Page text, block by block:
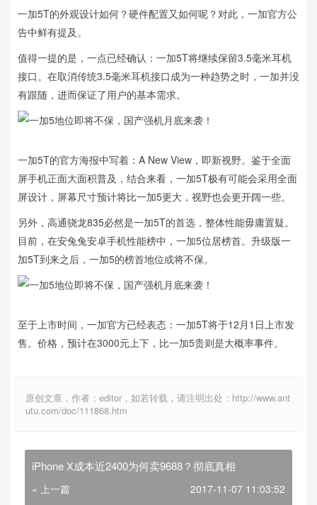
一加5T的外观设计如何？硬件配置又如何呢？对此，一加官方公
告中鲜有提及。
值得一提的是，一点已经确认：一加5T将继续保留3.5毫米耳机
接口。在取消传统3.5毫米耳机接口成为一种趋势之时，一加并没
有跟随，进而保证了用户的基本需求。
一加5T的官方海报中写着：A New View，即新视野。鉴于全面
屏手机正面大面积普及，结合来看，一加5T极有可能会采用全面
屏设计，屏幕尺寸预计将比一加5更大，视野也会更开阔一些。
另外，高通骁龙835必然是一加5T的首选，整体性能毋庸置疑。
目前，在安兔兔安卓手机性能榜中，一加5位居榜首。升级版一
加5T到来之后，一加5的榜首地位或将不保。
至于上市时间，一加官方已经表态：一加5T将于12月1日上市发
售。价格，预计在3000元上下，比一加5贵则是大概率事件。
原创文章，作者：editor，如若转载，请注明出处：http://www.ant
utu.com/doc/111868.htm
iPhone X成本近2400为何卖9688？彻底真相
« 上一篇 2017-11-07 11:03:52